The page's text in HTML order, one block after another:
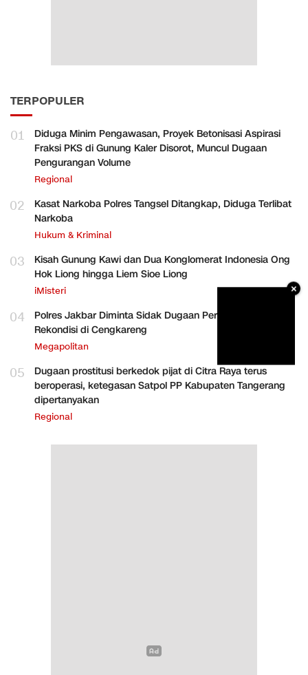
TERPOPULER
01
Diduga Minim Pengawasan, Proyek Betonisasi Aspirasi
Fraksi PKS di Gunung Kaler Disorot, Muncul Dugaan
Pengurangan Volume
Regional
02
Kasat Narkoba Polres Tangsel Ditangkap, Diduga Terlibat
Narkoba
Hukum & Kriminal
03
Kisah Gunung Kawi dan Dua Konglomerat Indonesia Ong
Hok Liong hingga Liem Sioe Liong
iMisteri
04
Polres Jakbar Diminta Sidak Dugaan Perakitan HP
Rekondisi di Cengkareng
Megapolitan
05
Dugaan prostitusi berkedok pijat di Citra Raya terus
beroperasi, ketegasan Satpol PP Kabupaten Tangerang
dipertanyakan
Regional
×